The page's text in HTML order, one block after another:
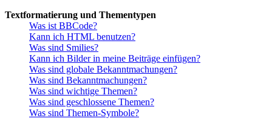
Textformatierung und Thementypen
Was ist BBCode?
Kann ich HTML benutzen?
Was sind Smilies?
Kann ich Bilder in meine Beiträge einfügen?
Was sind globale Bekanntmachungen?
Was sind Bekanntmachungen?
Was sind wichtige Themen?
Was sind geschlossene Themen?
Was sind Themen-Symbole?